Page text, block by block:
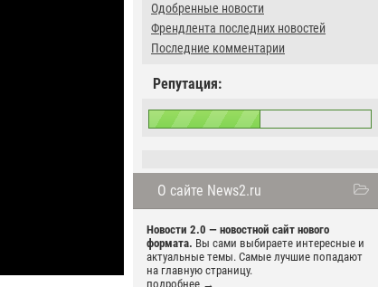
Одобренные новости
Френдлента последних новостей
Последние комментарии
Репутация:
О сайте News2.ru
Новости 2.0 — новостной сайт нового
формата. Вы сами выбираете интересные и
актуальные темы. Самые лучшие попадают
на главную страницу.
подробнее →